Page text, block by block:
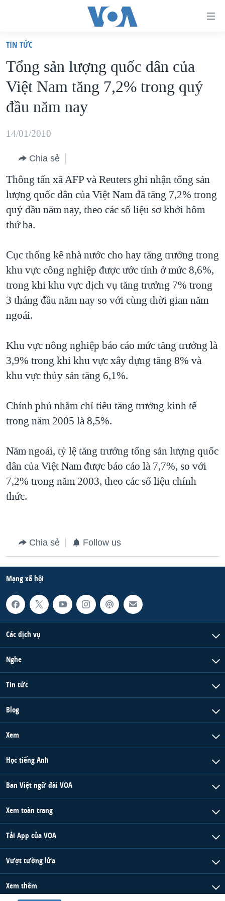
truy
cập
Tới
nội
chính
hướng
chính
Đi
tới
VIỆT NAM
HOA KỲ
BIỂN ĐÔNG
THẾ GIỚI
DIỄN ĐÀN
MỤC
TỰ DO BÁO CHÍ
VẠCH TRẦN TIN GIẢ
ĐỜI SỐNG
KINH TẾ
KHOA HỌC
SỨC KHOẺ
THỂ THAO
GIÁO DỤC
CHUYÊN ĐỀ
CHIẾN TRANH THƯƠNG MẠI CỦA MỸ: QUÁ KHỨ VÀ HIỆN
TẠI
GIẢI MÃ VÀNH ĐAI & CON ĐƯỜNG
NGÀY TỊ NẠN THẾ GIỚI
TRỊNH VĨNH BÌNH - NGƯỜI HẠ 'BÊN THẮNG CUỘC'
CÁC GIÁ TRỊ CỘNG HÒA Ở VIỆT NAM
TRỊNH VĨNH BÌNH VS. CHÍNH PHỦ VIỆT NAM
NGƯ DÂN VIỆT VÀ LÀN SÓNG TRỘM HẢI SÂM
BÊN KIA QUỐC LỘ: TIẾNG VỌNG TỪ NÔNG THÔN MỸ
QUAN HỆ VIỆT MỸ
HỌC TIẾNG ANH
NGHE
MẠNG XÃ HỘI
TIN TỨC
Tổng sản lượng quốc dân của
Việt Nam tăng 7,2% trong quý
đầu năm nay
14/01/2010
Chia sẻ
Thông tấn xã AFP và Reuters ghi nhận tổng sản
lượng quốc dân của Việt Nam đã tăng 7,2% trong
quý đầu năm nay, theo các số liệu sơ khởi hôm
thứ ba.
Cục thống kê nhà nước cho hay tăng trưởng trong
khu vực công nghiệp được ước tính ở mức 8,6%,
trong khi khu vực dịch vụ tăng trưởng 7% trong
3 tháng đầu năm nay so với cùng thời gian năm
ngoái.
Khu vực nông nghiệp báo cáo mức tăng trưởng là
3,9% trong khi khu vực xây dựng tăng 8% và
khu vực thủy sản tăng 6,1%.
Chính phủ nhắm chỉ tiêu tăng trưởng kinh tế
trong năm 2005 là 8,5%.
Năm ngoái, tỷ lệ tăng trưởng tổng sản lượng quốc
dân của Việt Nam được báo cáo là 7,7%, so với
7,2% trong năm 2003, theo các số liệu chính
thức.
Chia sẻ Follow us
Mạng xã hội
Các dịch vụ
Nghe
Tin tức
Blog
Xem
Học tiếng Anh
Ban Việt ngữ đài VOA
Xem toàn trang
Tải App của VOA
Vượt tường lửa
Xem thêm